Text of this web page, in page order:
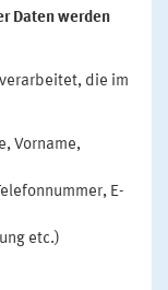
Daten werden
die im
Vorname,
E-
etc.)